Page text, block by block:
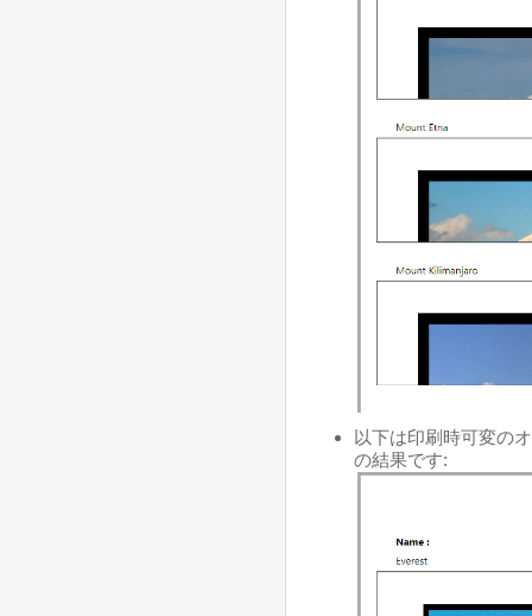
以下は印刷時可変の
の結果です: